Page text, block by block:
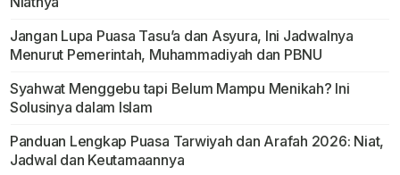
Jangan Lupa Puasa Tasu’a dan Asyura, Ini Jadwalnya
Menurut Pemerintah, Muhammadiyah dan PBNU
Syahwat Menggebu tapi Belum Mampu Menikah? Ini
Solusinya dalam Islam
Panduan Lengkap Puasa Tarwiyah dan Arafah 2026: Niat,
Jadwal dan Keutamaannya